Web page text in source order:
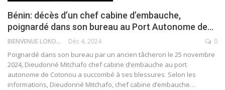
Bénin: décès d’un chef cabine d’embauche,
poignardé dans son bureau au Port Autonome de…
BIENVENUE LOKOSSOU Déc 4, 2024 0
Poignardé dans son bureau par un ancien tâcheron le 25 novembre
2024, Dieudonné Mitchafo chef cabine d’embauche au port
autonome de Cotonou a succombé à ses blessures. Selon les
informations, Dieudonné Mitchafo, chef cabine d’embauche…